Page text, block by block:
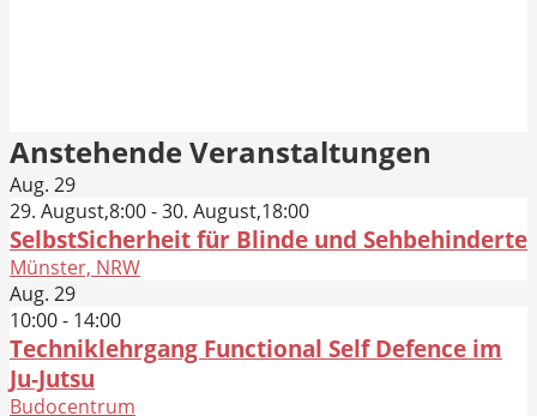
Anstehende Veranstaltungen
Aug. 29
29. August,8:00-30. August,18:00
SelbstSicherheit für Blinde und Sehbehinderte
Münster, NRW
Aug. 29
10:00- 14:00
Techniklehrgang Functional Self Defence im
Ju-Jutsu
Budocentrum